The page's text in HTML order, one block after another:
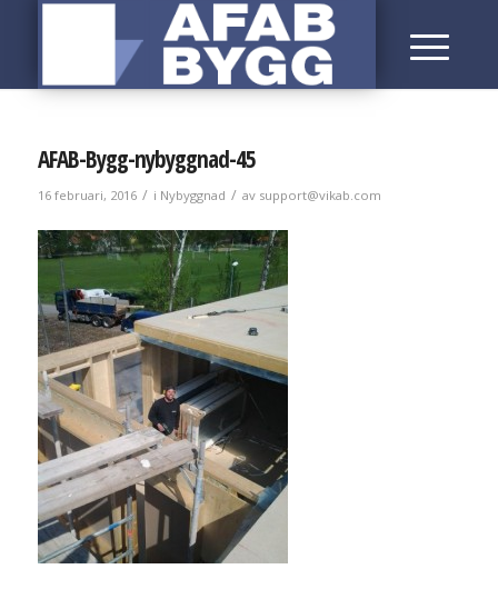
AFAB-Bygg-nybyggnad-45
16 februari, 2016 / i Nybyggnad / av support@vikab.com